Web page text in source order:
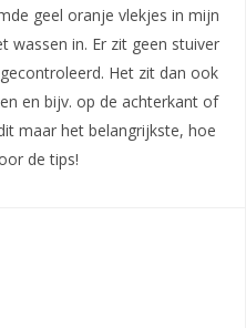
geel oranje vlekjes in mijn
wassen in. Er zit geen stuiver
Het zit dan ook
en bijv. op de achterkant of
maar het belangrijkste, hoe
de tips!